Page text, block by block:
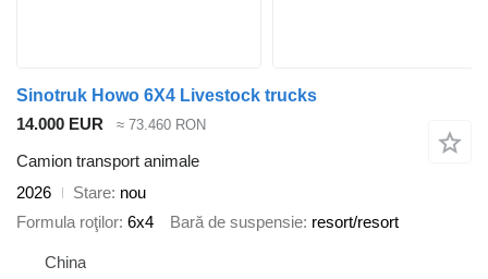
Sinotruk Howo 6X4 Livestock trucks
14.000 EUR
≈ 73.460 RON
Camion transport animale
2026
Stare nou
Formula roţilor 6x4 Bară de suspensie resort/resort
China